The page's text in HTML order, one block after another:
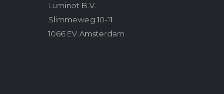
Luminot B.V.
Slimmeweg 10-11
1066 EV Amsterdam